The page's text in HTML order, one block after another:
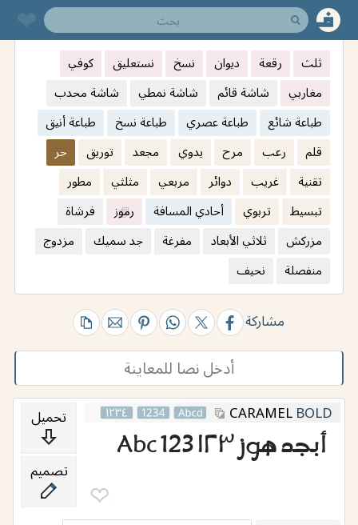
ثلث رقعة ديوان نسخ نستعليق
كوفي
مغاربي
شاشة قائم شاشة نمطي
شاشة محدب
طباعة شائع
طباعة عصري طباعة نسخ
طباعة أنيق
قلم
رعب مرح يدوي مجعد توريق
حر
تقنية
غريب دوائر مربعي مثلثي
مطور
تبسيط
تربوي أحادي المسافة رموز
فرشاة
مزركش
ثلاثي الأبعاد مفرغة جد سميك
مزدوج
منفصلة
نحيف
مشاركة
CARAMEL BOLD
أبجد هوز ١٢٣ 123 Abc
❤︎
تحميل
تصميم